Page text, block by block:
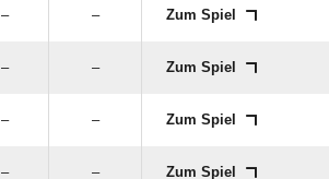
– – Zum Spiel
– – Zum Spiel
– – Zum Spiel
– – Zum Spiel